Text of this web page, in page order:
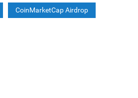
CoinMarketCap Airdrop